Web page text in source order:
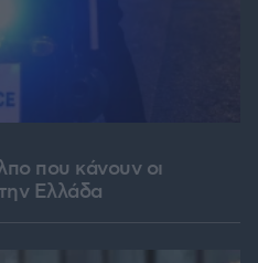
που κάνουν οι
Ελλάδα